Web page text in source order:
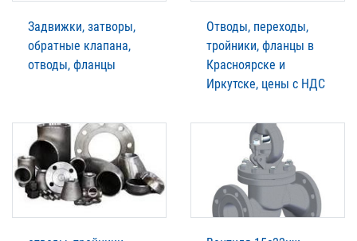
Задвижки, затворы,
обратные клапана,
отводы, фланцы
Отводы, переходы,
тройники, фланцы в
Красноярске и
Иркутске, цены с НДС